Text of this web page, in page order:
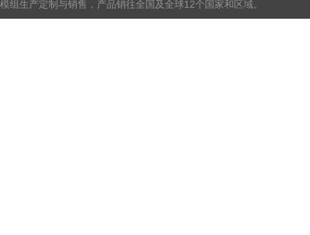
模组生产定制与销售，产品销往全国及全球12个国家和区域。